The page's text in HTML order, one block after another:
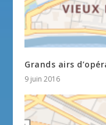
Grands airs
9 juin 2016